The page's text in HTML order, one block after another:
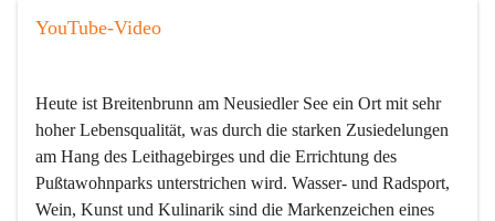
YouTube-Video
Heute ist Breitenbrunn am Neusiedler See ein Ort mit sehr
hoher Lebensqualität, was durch die starken Zusiedelungen
am Hang des Leithagebirges und die Errichtung des
Pußtawohnparks unterstrichen wird. Wasser- und Radsport,
Wein, Kunst und Kulinarik sind die Markenzeichen eines